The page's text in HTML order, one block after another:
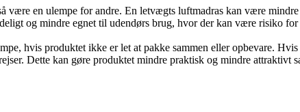
en ulempe for andre. En letvægts luftmadras kan være
og mindre egnet til udendørs brug, hvor der kan være risiko
hvis produktet ikke er let at pakke sammen eller opbevare.
Dette kan gøre produktet mindre praktisk og mindre attraktivt